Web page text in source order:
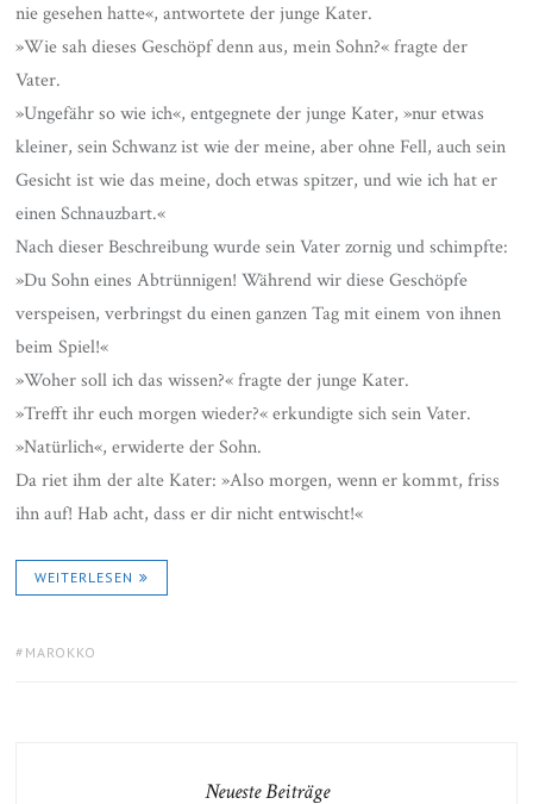
nie gesehen hatte«, antwortete der junge Kater.
»Wie sah dieses Geschöpf denn aus, mein Sohn?« fragte der
Vater.
»Ungefähr so wie ich«, entgegnete der junge Kater, »nur etwas
kleiner, sein Schwanz ist wie der meine, aber ohne Fell, auch sein
Gesicht ist wie das meine, doch etwas spitzer, und wie ich hat er
einen Schnauzbart.«
Nach dieser Beschreibung wurde sein Vater zornig und schimpfte:
»Du Sohn eines Abtrünnigen! Während wir diese Geschöpfe
verspeisen, verbringst du einen ganzen Tag mit einem von ihnen
beim Spiel!«
»Woher soll ich das wissen?« fragte der junge Kater.
»Trefft ihr euch morgen wieder?« erkundigte sich sein Vater.
»Natürlich«, erwiderte der Sohn.
Da riet ihm der alte Kater: »Also morgen, wenn er kommt, friss
ihn auf! Hab acht, dass er dir nicht entwischt!«
WEITERLESEN
TAGS:
MAROKKO
Neueste Beiträge